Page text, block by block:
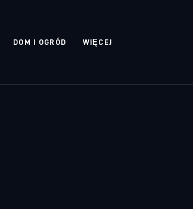
DOM I OGRÓD WIĘCEJ